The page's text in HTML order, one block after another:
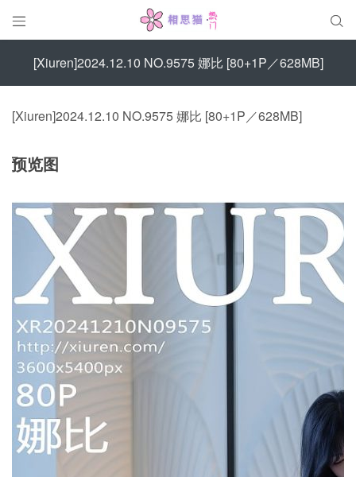
 
[Xiuren]2024.12.10 NO.9575 娜比 [80+1P／628MB]
[Xiuren]2024.12.10 NO.9575 娜比 [80+1P／628MB]
预览图